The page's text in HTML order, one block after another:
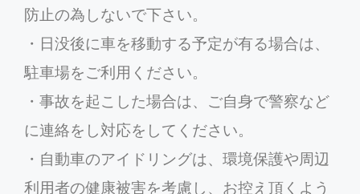
防止の為しないで下さい。
・日没後に車を移動する予定が有る場合は、
駐車場をご利用ください。
・事故を起こした場合は、ご自身で警察など
に連絡をし対応をしてください。
・自動車のアイドリングは、環境保護や周辺
利用者の健康被害を考慮し、お控え頂くよう